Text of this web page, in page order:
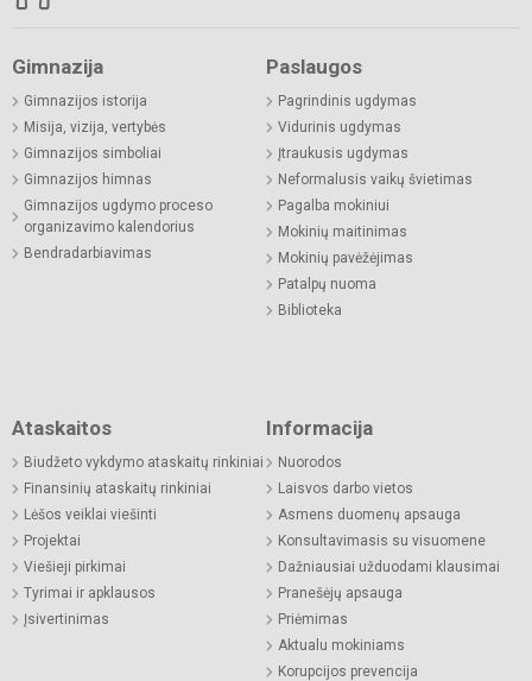
Gimnazija
Gimnazijos istorija
Misija, vizija, vertybės
Gimnazijos simboliai
Gimnazijos himnas
Gimnazijos ugdymo proceso
organizavimo kalendorius
Bendradarbiavimas
Paslaugos
Pagrindinis ugdymas
Vidurinis ugdymas
Įtraukusis ugdymas
Neformalusis vaikų švietimas
Pagalba mokiniui
Mokinių maitinimas
Mokinių pavėžėjimas
Patalpų nuoma
Biblioteka
Ataskaitos
Biudžeto vykdymo ataskaitų rinkiniai
Finansinių ataskaitų rinkiniai
Lėšos veiklai viešinti
Projektai
Viešieji pirkimai
Tyrimai ir apklausos
Įsivertinimas
Informacija
Nuorodos
Laisvos darbo vietos
Asmens duomenų apsauga
Konsultavimasis su visuomene
Dažniausiai užduodami klausimai
Pranešėjų apsauga
Priėmimas
Aktualu mokiniams
Korupcijos prevencija